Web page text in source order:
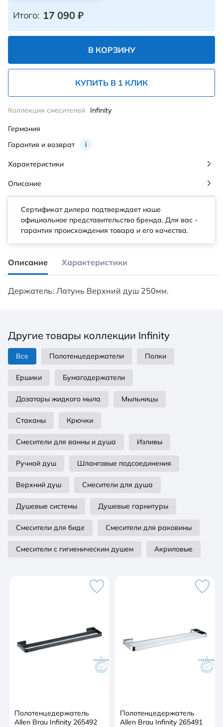
Итого: 17 090 ₽
В КОРЗИНУ
КУПИТЬ В 1 КЛИК
Гарантия и возврат i
Коллекция смесителей Infinity
Германия
Характеристики
Описание
Сертификат дилера подтверждает наше
официальное представительство бренда. Для вас -
гарантия происхождения товара и его качества.
Описание Характеристики
Держатель: Латунь Верхний душ 250мм.
Другие товары коллекции Infinity
Все Полотенцедержатели Полки
Ершики Бумагодержатели
Дозаторы жидкого мыла Мыльницы
Стаканы Крючки
Смесители для ванны и душа Изливы
Ручной душ Шланговые подсоединения
Верхний душ Смесители для душа
Душевые системы Душевые гарнитуры
Смесители для биде Смесители для раковины
Смесители с гигиеническим душем Акриловые
Полотенцедержатель
Allen Brau Infinity 265492
Полотенцедержатель
Allen Brau Infinity 265491